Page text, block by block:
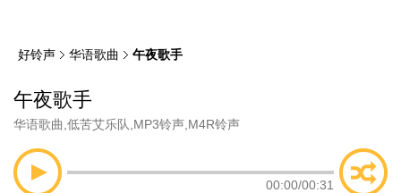
好铃声 华语歌曲 午夜歌手
午夜歌手
华语歌曲 低苦艾乐队 MP3铃声 M4R铃声
00:00/00:31